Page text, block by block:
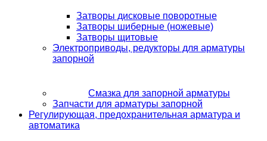
Затворы дисковые поворотные
Затворы шиберные (ножевые)
Затворы щитовые
Электроприводы, редукторы для арматуры
запорной
Смазка для запорной арматуры
Запчасти для арматуры запорной
Регулирующая, предохранительная арматура и
автоматика